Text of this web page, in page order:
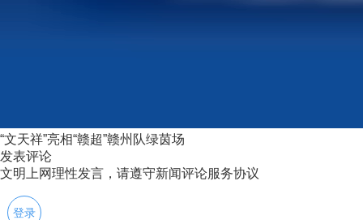
“文天祥”亮相“赣超”赣州队绿茵场
发表评论
文明上网理性发言，请遵守新闻评论服务协议
登录